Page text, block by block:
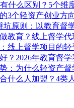
什么区别？5个维
3个轻资产创业方
坑原则：以教育督
教育？线上督学
线上督学项目的
？2026年教育督
：为什么轻资产
什么人加盟？4类